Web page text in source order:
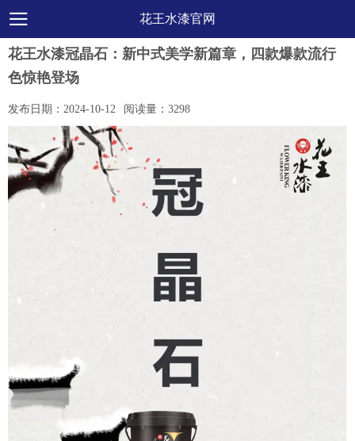
花王水漆官网
花王水漆冠晶石：新中式美学新篇章，四款爆款流行
色惊艳登场
发布日期： 2024-10-12 阅读量： 3298